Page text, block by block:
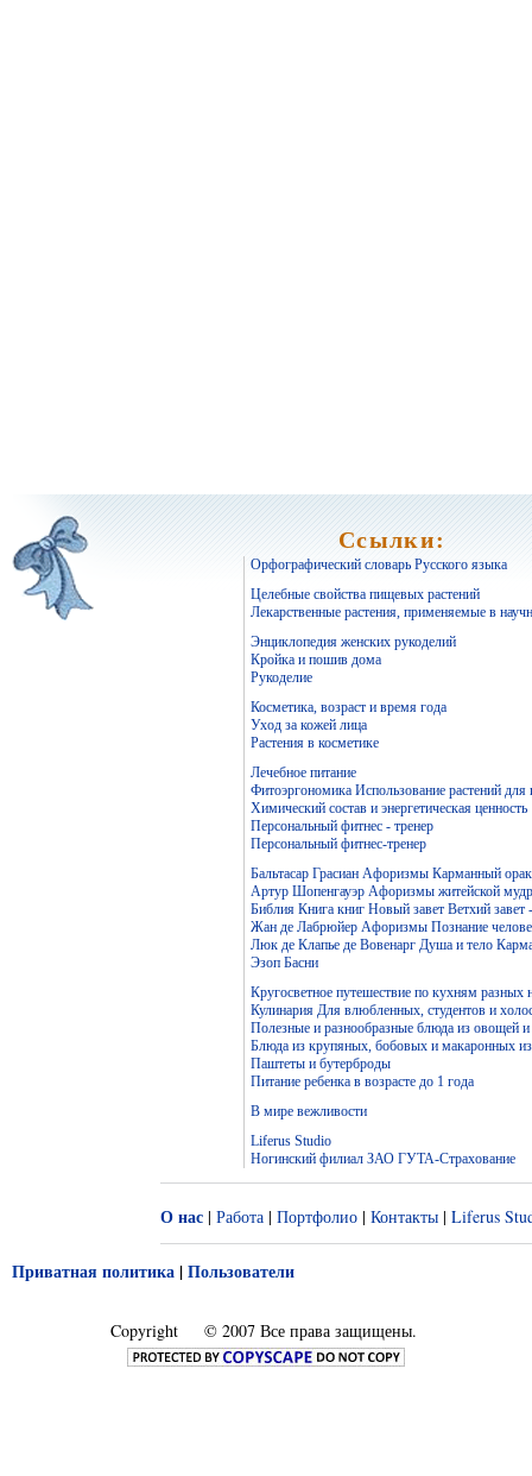
Ссылки:
Орфографический словарь Русского языка
Целебные свойства пищевых растений
Лекарственные растения, применяемые в
Энциклопедия женских рукоделий
Кройка и пошив дома
Рукоделие
Косметика, возраст и время года
Уход за кожей лица
Растения в косметике
Лечебное питание
Фитоэргономика Использование растений
Химический состав и энергетическая
Персональный фитнес - тренер
Персональный фитнес-тренер
Бальтасар Грасиан Афоризмы Карманный
Артур Шопенгауэр Афоризмы житейской
Библия Книга книг Новый завет Ветхий завет
Жан де Лабрюйер Афоризмы Познание
Люк де Клапье де Вовенарг Душа и тело
Эзоп Басни
Кругосветное путешествие по кухням разных
Кулинария Для влюбленных, студентов и
Полезные и разнообразные блюда из овощей
Блюда из крупяных, бобовых и макаронных
Паштеты и бутерброды
Питание ребенка в возрасте до 1 года
В мире вежливости
Liferus Studio
Ногинский филиал ЗАО ГУТА-Страхование
О нас | Работа | Портфолио | Контакты | Liferus
Приватная политика |Пользователи
Copyright © 2007 Все права защищены.